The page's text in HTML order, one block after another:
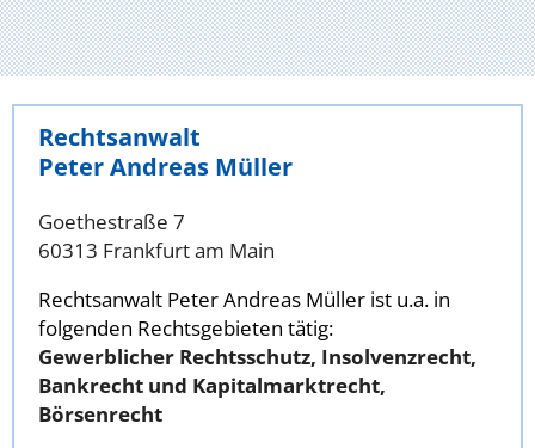
Rechtsanwalt
Peter Andreas Müller
Goethestraße 7
60313 Frankfurt am Main
Rechtsanwalt Peter Andreas Müller ist u.a. in
folgenden Rechtsgebieten tätig:
Gewerblicher Rechtsschutz, Insolvenzrecht,
Bankrecht und Kapitalmarktrecht,
Börsenrecht